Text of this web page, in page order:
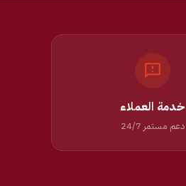
خدمة العملاء
دعم مستمر 24/7